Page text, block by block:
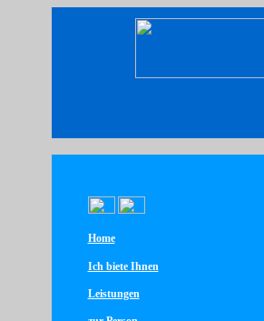
Home
Ich biete Ihnen
Leistungen